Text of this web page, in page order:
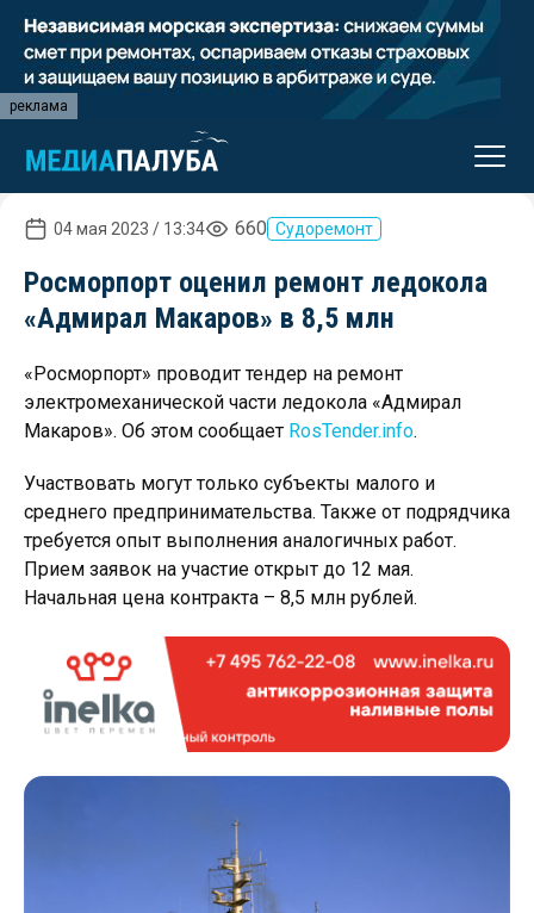
реклама
04 мая 2023 / 13:34 660 Судоремонт
Росморпорт оценил ремонт ледокола
«Адмирал Макаров» в 8,5 млн
«Росморпорт» проводит тендер на ремонт
электромеханической части ледокола «Адмирал
Макаров». Об этом сообщает RosTender.info.
Участвовать могут только субъекты малого и
среднего предпринимательства. Также от подрядчика
требуется опыт выполнения аналогичных работ.
Прием заявок на участие открыт до 12 мая.
Начальная цена контракта – 8,5 млн рублей.